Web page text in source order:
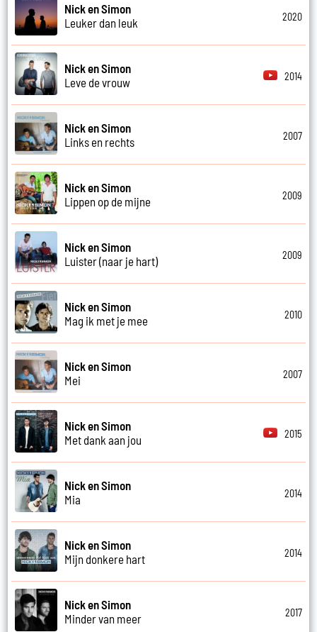
Nick en Simon
Leuker dan leuk
2020
Nick en Simon
Leve de vrouw
2014
Nick en Simon
Links en rechts
2007
Nick en Simon
Lippen op de mijne
2009
Nick en Simon
Luister (naar je hart)
2009
Nick en Simon
Mag ik met je mee
2010
Nick en Simon
Mei
2007
Nick en Simon
Met dank aan jou
2015
Nick en Simon
Mia
2014
Nick en Simon
Mijn donkere hart
2014
Nick en Simon
Minder van meer
2017